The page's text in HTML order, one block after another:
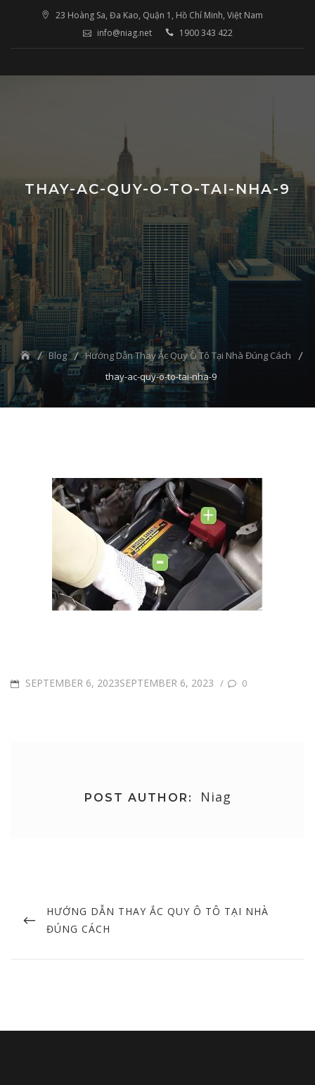
23 Hoàng Sa, Đa Kao, Quận 1, Hồ Chí Minh, Việt Nam
info@niag.net
1900 343 422
THAY-AC-QUY-O-TO-TAI-NHA-9
Blog
Hướng Dẫn Thay Ắc Quy Ô Tô Tại Nhà Đúng Cách
thay-ac-quy-o-to-tai-nha-9
POSTEDSEPTEMBER 6, 2023SEPTEMBER 6, 2023 / 0
POST AUTHOR: Niag
navigation
PREVIOUS
POST
HƯỚNG DẪN THAY ẮC QUY Ô TÔ TẠI NHÀ
ĐÚNG CÁCH